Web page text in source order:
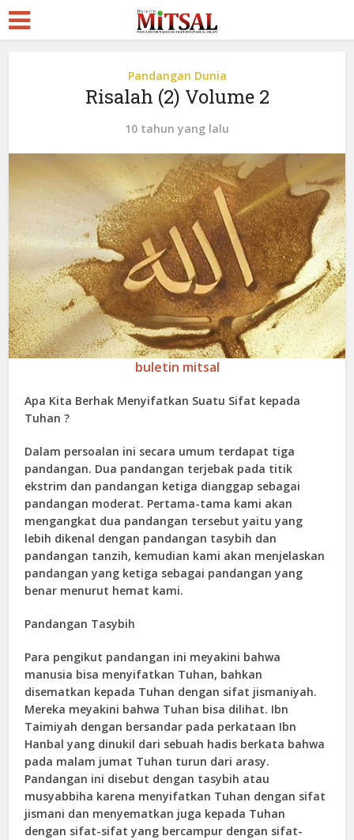
Pandangan Dunia
Risalah (2) Volume 2
10 tahun yang lalu
buletin mitsal
Apa Kita Berhak Menyifatkan Suatu Sifat kepada
Tuhan ?
Dalam persoalan ini secara umum terdapat tiga
pandangan. Dua pandangan terjebak pada titik
ekstrim dan pandangan ketiga dianggap sebagai
pandangan moderat. Pertama-tama kami akan
mengangkat dua pandangan tersebut yaitu yang
lebih dikenal dengan pandangan tasybih dan
pandangan tanzih, kemudian kami akan menjelaskan
pandangan yang ketiga sebagai pandangan yang
benar menurut hemat kami.
Pandangan Tasybih
Para pengikut pandangan ini meyakini bahwa
manusia bisa menyifatkan Tuhan, bahkan
disematkan kepada Tuhan dengan sifat jismaniyah.
Mereka meyakini bahwa Tuhan bisa dilihat. Ibn
Taimiyah dengan bersandar pada perkataan Ibn
Hanbal yang dinukil dari sebuah hadis berkata bahwa
pada malam jumat Tuhan turun dari arasy.
Pandangan ini disebut dengan tasybih atau
musyabbiha karena menyifatkan Tuhan dengan sifat
jismani dan menyematkan juga kepada Tuhan
dengan sifat-sifat yang bercampur dengan sifat-